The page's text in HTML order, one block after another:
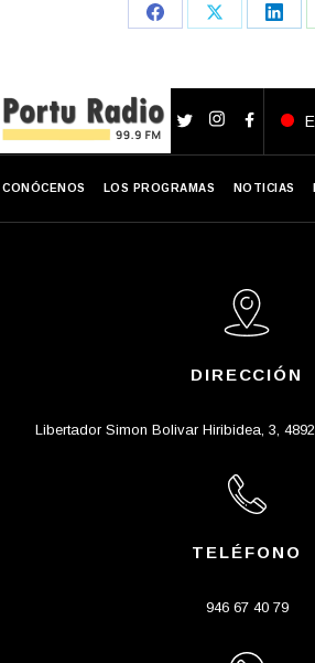
Share
Facebook
Share
X
CONÓCENOS LOS PROGRAMAS NOTICIAS
DIRECCIÓN
Libertador Simon Bolivar Hiribidea, 3,
TELÉFONO
946 67 40 79